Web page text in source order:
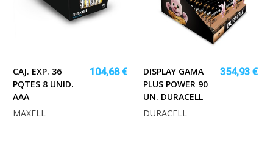
CAJ. EXP. 36
PQTES 8 UNID.
AAA
104,68 €
MAXELL
DISPLAY GAMA
PLUS POWER 90
UN. DURACELL
354,93 €
DURACELL